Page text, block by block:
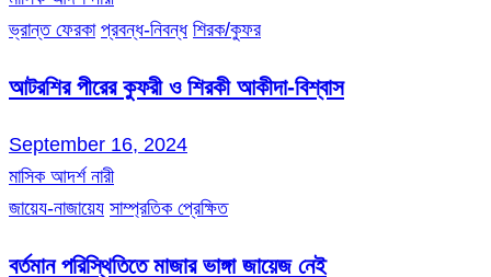
ভ্রান্ত ফেরকা প্রবন্ধ-নিবন্ধ শিরক/কুফর
আটরশির পীরের কুফরী ও শিরকী আকীদা-বিশ্বাস
September 16, 2024
মাসিক আদর্শ নারী
জায়েয-নাজায়েয সাম্প্রতিক প্রেক্ষিত
বর্তমান পরিস্থিতিতে মাজার ভাঙ্গা জায়েজ নেই